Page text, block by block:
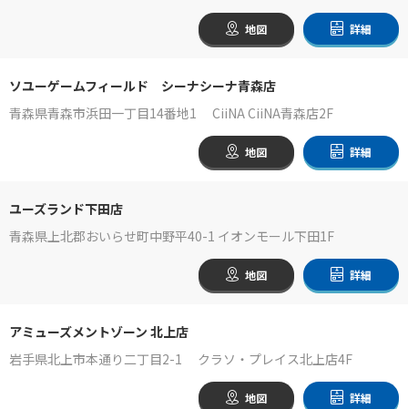
地図 詳細
ソユーゲームフィールド シーナシーナ青森店
青森県青森市浜田一丁目14番地1 CiiNA CiiNA青森店2F
地図 詳細
ユーズランド下田店
青森県上北郡おいらせ町中野平40-1 イオンモール下田1F
地図 詳細
アミューズメントゾーン 北上店
岩手県北上市本通り二丁目2-1 クラソ・プレイス北上店4F
地図 詳細